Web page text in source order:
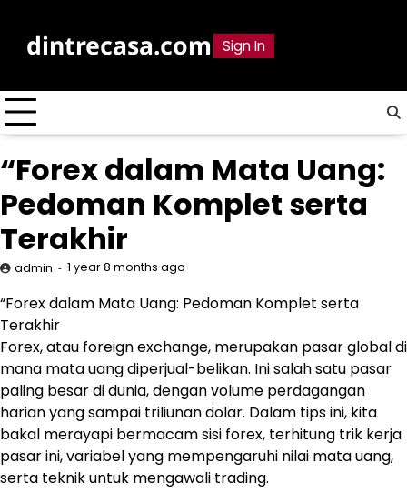
contentdintrecasa.com Sign In
“Forex dalam Mata Uang:
Pedoman Komplet serta
Terakhir
admin 1 year 8 months ago
“Forex dalam Mata Uang: Pedoman Komplet serta
Terakhir
Forex, atau foreign exchange, merupakan pasar global di
mana mata uang diperjual-belikan. Ini salah satu pasar
paling besar di dunia, dengan volume perdagangan
harian yang sampai triliunan dolar. Dalam tips ini, kita
bakal merayapi bermacam sisi forex, terhitung trik kerja
pasar ini, variabel yang mempengaruhi nilai mata uang,
serta teknik untuk mengawali trading.